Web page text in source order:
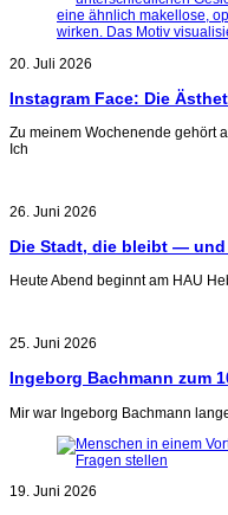
20. Juli 2026
Instagram Face: Die
Zu meinem Wochenende gehört
Ich
26. Juni 2026
Die Stadt, die bleibt —
Heute Abend beginnt am HAU
25. Juni 2026
Ingeborg Bachmann zum
Mir war Ingeborg Bachmann
19. Juni 2026